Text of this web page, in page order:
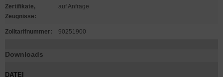
Zertifikate,
Zeugnisse:
auf Anfrage
Zolltarifnummer: 90251900
Downloads
DATEI